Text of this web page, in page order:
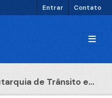
Entrar Contato
de Trânsito e...